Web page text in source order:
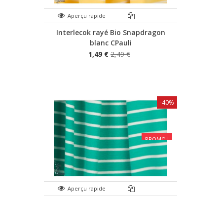
Aperçu rapide
Interlecok rayé Bio Snapdragon
blanc CPauli
1,49 € 2,49 €
PROMO !
Aperçu rapide
-40%